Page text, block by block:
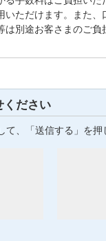
いただけます。また
別途お客さまのご負
ください
て、「送信する」を押